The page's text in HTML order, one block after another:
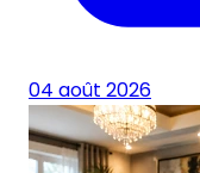
04 août 2026